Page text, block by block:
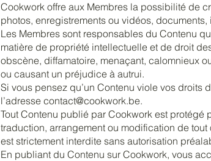
Cookwork offre aux Membres la possibilité de
photos, enregistrements ou vidéos,
Les Membres sont responsables du Contenu
matière de propriété intellectuelle et de droit
obscène, diffamatoire, menaçant, calomnieux
ou causant un préjudice à autrui.
Si vous pensez qu’un Contenu viole vos droits
l’adresse contact@cookwork.be.
Tout Contenu publié par Cookwork est
traduction, arrangement ou modification de
est strictement interdite sans autorisation
En publiant du Contenu sur Cookwork, vous